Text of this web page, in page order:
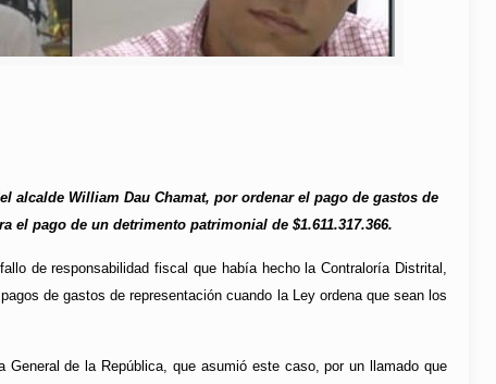
alcalde William Dau Chamat, por ordenar el pago de gastos de
pago de un detrimento patrimonial de $1.611.317.366.
de responsabilidad fiscal que había hecho la Contraloría Distrital,
de gastos de representación cuando la Ley ordena que sean los
de la República, que asumió este caso, por un llamado que